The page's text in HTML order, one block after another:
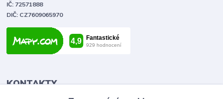
IČ: 72571888
DIČ: CZ7609065970
KONTAKTY